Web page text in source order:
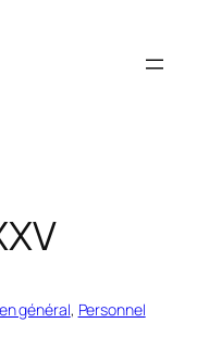
général, Personnel